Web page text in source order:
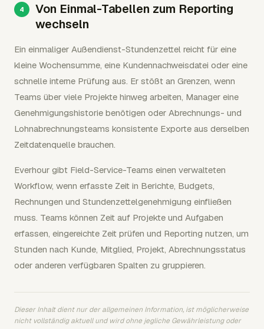
Von Einmal-Tabellen zum Reporting
wechseln
Ein einmaliger Außendienst-Stundenzettel reicht für eine
kleine Wochensumme, eine Kundennachweisdatei oder eine
schnelle interne Prüfung aus. Er stößt an Grenzen, wenn
Teams über viele Projekte hinweg arbeiten, Manager eine
Genehmigungshistorie benötigen oder Abrechnungs- und
Lohnabrechnungsteams konsistente Exporte aus derselben
Zeitdatenquelle brauchen.
Everhour gibt Field-Service-Teams einen verwalteten
Workflow, wenn erfasste Zeit in Berichte, Budgets,
Rechnungen und Stundenzettelgenehmigung einfließen
muss. Teams können Zeit auf Projekte und Aufgaben
erfassen, eingereichte Zeit prüfen und Reporting nutzen, um
Stunden nach Kunde, Mitglied, Projekt, Abrechnungsstatus
oder anderen verfügbaren Spalten zu gruppieren.
Dieser Inhalt dient nur der allgemeinen Information, ist möglicherweise
nicht vollständig aktuell und wird ohne jegliche Gewährleistung oder